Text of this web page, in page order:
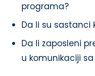
programa?
Da li su sastanci
Da li zaposleni
u komunikaciji